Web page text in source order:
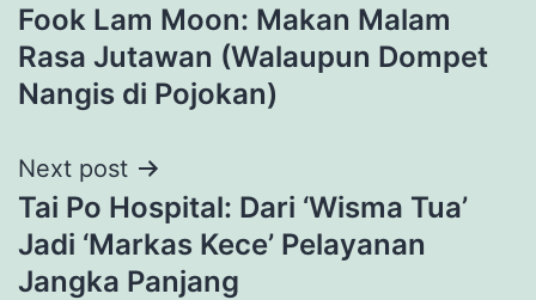
Fook Lam Moon: Makan Malam
Rasa Jutawan (Walaupun Dompet
Nangis di Pojokan)
Next post
Tai Po Hospital: Dari ‘Wisma Tua’
Jadi ‘Markas Kece’ Pelayanan
Jangka Panjang